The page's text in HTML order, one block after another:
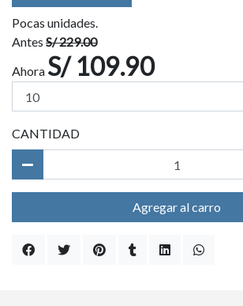
Pocas unidades.
Antes S/ 229.00
Ahora S/ 109.90
CANTIDAD
Agregar al carro